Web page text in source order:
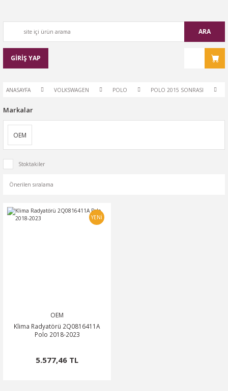
ARA
GİRİŞ YAP
ANASAYFA VOLKSWAGEN POLO POLO 2015 SONRASI
Markalar
OEM
Stoktakiler
YENİ
OEM
Klima Radyatörü 2Q0816411A
Polo 2018-2023
5.577,46 TL